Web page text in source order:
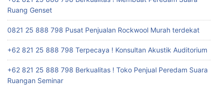
Ruang Genset
0821 25 888 798 Pusat Penjualan Rockwool Murah terdekat
+62 821 25 888 798 Terpecaya ! Konsultan Akustik Auditorium
+62 821 25 888 798 Berkualitas ! Toko Penjual Peredam Suara
Ruangan Seminar